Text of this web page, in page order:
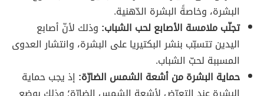
البشرة، وخاصةً البشرة الدّهنية.
تجنّب ملامسة الأصابع لحب الشباب: وذلك لأنّ أصابع
اليدين تتسبّب بنشر البكتيريا على البشرة، وانتشار العدوى
المسببة لحبّ الشباب.
حماية البشرة من أشعة الشمس الضارّة: إذ يجب حماية